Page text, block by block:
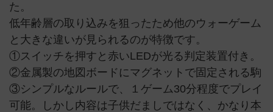
た。
低年齢層の取り込みを狙ったため他のウォーゲーム
と大きな違いが見られるのが特徴です。
①スイッチを押すと赤いLEDが光る判定装置付き。
②金属製の地図ボードにマグネットで固定される駒
③シンプルなルールで、１ゲーム30分程度でプレイ
可能。しかし内容は子供だましではなく、かなり本